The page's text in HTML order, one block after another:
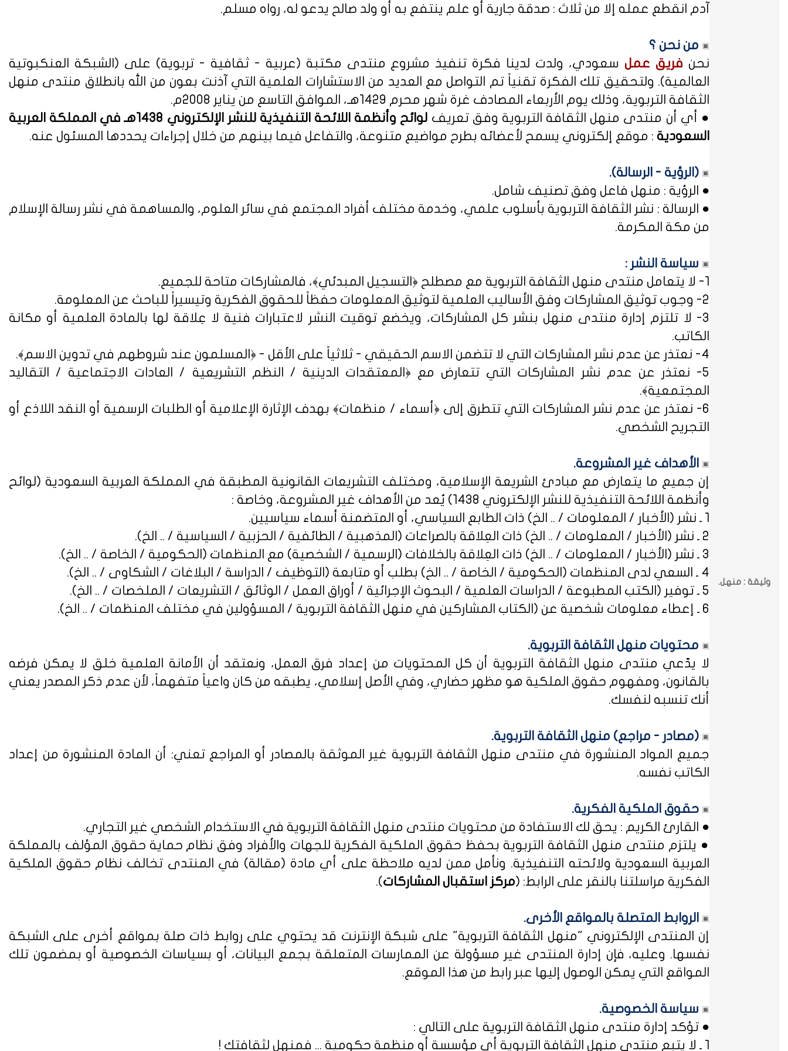
وثيقة : منهل.
آدم انقطع عمله إلا من ثلاث : صدقة جارية أو علم ينتفع به أو ولد صالح يدعو له، رواه مسلم.
من نحن ؟
نحن فريق عمل سعودي، ولدت لدينا فكرة تنفيذ مشروع منتدى مكتبة (عربية - ثقافية - تربوية) على (الشبكة العنكبوتية
العالمية). ولتحقيق تلك الفكرة تقنياً تم التواصل مع العديد من الاستشارات العلمية التي آذنت بعون من الله بانطلاق منتدى منهل
الثقافة التربوية، وذلك يوم الأربعاء المصادف غرة شهر محرم 1429هـ، الموافق التاسع من يناير 2008م.
● أي أن منتدى منهل الثقافة التربوية وفق تعريف
لوائح وأنظمة اللائحة التنفيذية للنشر الإلكتروني 1438هـ في المملكة العربية
السعودية : موقع إلكتروني يسمح لأعضائه بطرح مواضيع متنوعة، والتفاعل فيما بينهم من خلال إجراءات يحددها المسئول عنه.
(الرؤية - الرسالة).
● الرؤية : منهل فاعل وفق تصنيف شامل.
● الرسالة : نشر الثقافة التربوية بأسلوب علمي، وخدمة مختلف أفراد المجتمع في سائر العلوم، والمساهمة في نشر رسالة الإسلام
من مكة المكرمة.
سياسة النشر :
1- لا يتعامل منتدى منهل الثقافة التربوية مع مصطلح ﴿التسجيل المبدئي﴾، فالمشاركات متاحة للجميع.
2- وجوب توثيق المشاركات وفق الأساليب العلمية لتوثيق المعلومات حفظاً للحقوق الفكرية وتيسيراً للباحث عن المعلومة.
3- لا تلتزم إدارة منتدى منهل بنشر كل المشاركات، ويخضع توقيت النشر لاعتبارات فنية لا عِلاقة لها بالمادة العلمية أو مكانة
الكاتب.
4- نعتذر عن عدم نشر المشاركات التي لا تتضمن الاسم الحقيقي - ثلاثياً على الأقل - ﴿المسلمون عند شروطهم في تدوين الاسم﴾.
5- نعتذر عن عدم نشر المشاركات التي تتعارض مع ﴿المعتقدات الدينية / النظم التشريعية / العادات الاجتماعية / التقاليد
المجتمعية﴾.
6- نعتذر عن عدم نشر المشاركات التي تتطرق إلى ﴿أسماء / منظمات﴾ بهدف الإثارة الإعلامية أو الطلبات الرسمية أو النقد اللاذع أو
التجريح الشخصي.
الأهداف غير المشروعة.
إن جميع ما يتعارض مع مبادئ الشريعة الإسلامية، ومختلف التشريعات القانونية المطبقة في المملكة العربية السعودية (لوائح
وأنظمة اللائحة التنفيذية للنشر الإلكتروني 1438
) يُعد من الأهداف غير المشروعة، وخاصة :
1 ـ نشر (الأخبار / المعلومات / .. الخ) ذات الطابع السياسي، أو المتضمنة أسماء سياسيين.
2 ـ نشر (الأخبار / المعلومات / .. الخ) ذات العِلاقة بالصراعات (المذهبية / الطائفية / الحزبية / السياسية / .. الخ).
3 ـ نشر (الأخبار / المعلومات / .. الخ) ذات العِلاقة بالخلافات (الرسمية / الشخصية) مع المنظمات (الحكومية / الخاصة / .. الخ).
4 ـ السعي لدى المنظمات (الحكومية / الخاصة / .. الخ) بطلب أو متابعة (التوظيف / الدراسة / البلاغات / الشكاوى / .. الخ).
5 ـ توفير (الكتب المطبوعة / الدراسات العلمية / البحوث الإجرائية / أوراق العمل / الوثائق / التشريعات / الملخصات / .. الخ).
6 ـ إعطاء معلومات شخصية عن (الكتاب المشاركين في منهل الثقافة التربوية / المسؤولين في مختلف المنظمات / .. الخ).
محتويات منهل الثقافة التربوية.
لا يدّعي منتدى منهل الثقافة التربوية أن كل المحتويات من إعداد فرق العمل، ونعتقد أن الأمانة العلمية خلق لا يمكن فرضه
بالقانون، ومفهوم حقوق الملكية هو مظهر حضاري، وفي الأصل إسلامي، يطبقه من كان واعياً متفهماً، لأن عدم ذكر المصدر يعني
أنك تنسبه لنفسك.
(مصادر - مراجع) منهل الثقافة التربوية.
جميع المواد المنشورة في منتدى منهل الثقافة التربوية غير الموثقة بالمصادر أو المراجع تعني: أن المادة المنشورة من إعداد
الكاتب نفسه.
حقوق الملكية الفكرية.
● القارئ الكريم : يحق لك الاستفادة من محتويات منتدى منهل الثقافة التربوية في الاستخدام الشخصي غير التجاري.
● يلتزم منتدى منهل الثقافة التربوية بحفظ حقوق الملكية الفكرية للجهات والأفراد وفق نظام حماية حقوق المؤلف بالمملكة
العربية السعودية ولائحته التنفيذية. ونأمل ممن لديه ملاحظة على أي مادة (مقالة) في المنتدى تخالف نظام حقوق الملكية
الفكرية مراسلتنا بالنقر على الرابط: (مركز استقبال المشاركات).
الروابط المتصلة بالمواقع الأخرى.
إن المنتدى الإلكتروني "منهل الثقافة التربوية" على شبكة الإنترنت قد يحتوي على روابط ذات صلة بمواقع أخرى على الشبكة
نفسها. وعليه، فإن إدارة المنتدى غير مسؤولة عن الممارسات المتعلقة بجمع البيانات، أو بسياسات الخصوصية أو بمضمون تلك
المواقع التي يمكن الوصول إليها عبر رابط من هذا الموقع.
سياسة الخصوصية.
● تؤكد إدارة منتدى منهل الثقافة التربوية على التالي :
1 ـ لا يتبع منتدى منهل الثقافة التربوية أي مؤسسة أو منظمة حكومية ... فمنهل لثقافتك !